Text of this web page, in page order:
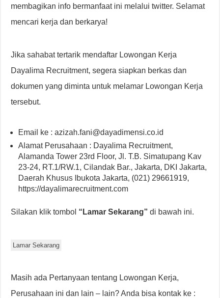
membagikan info bermanfaat ini melalui twitter. Selamat
mencari kerja dan berkarya!
Jika sahabat tertarik mendaftar Lowongan Kerja
Dayalima Recruitment, segera siapkan berkas dan
dokumen yang diminta untuk melamar Lowongan Kerja
tersebut.
Email ke : azizah.fani@dayadimensi.co.id
Alamat Perusahaan : Dayalima Recruitment,
Alamanda Tower 23rd Floor, Jl. T.B. Simatupang Kav
23-24, RT.1/RW.1, Cilandak Bar., Jakarta, DKI Jakarta,
Daerah Khusus Ibukota Jakarta, (021) 29661919,
https://dayalimarecruitment.com
Silakan klik tombol “Lamar Sekarang” di bawah ini.
Lamar Sekarang
Masih ada Pertanyaan tentang Lowongan Kerja,
Perusahaan ini dan lain – lain? Anda bisa kontak ke :